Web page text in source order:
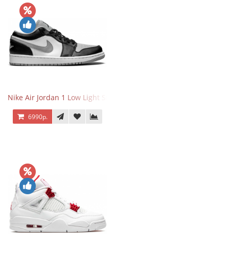
Nike Air Jordan 1 Low Light Smoke Grey
6990р.